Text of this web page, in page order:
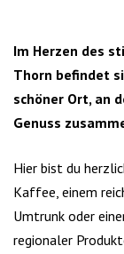
Im Herzen des
Thorn befindet
schöner Ort, an
Genuss
Hier bist du
Kaffee, einem
Umtrunk oder
regionaler